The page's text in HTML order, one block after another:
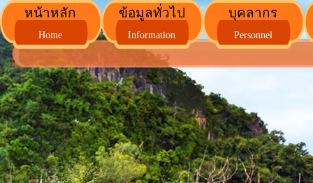
หน้าหลัก
Home
ข้อมูลทั่วไป
Information
บุคลากร
Personnel